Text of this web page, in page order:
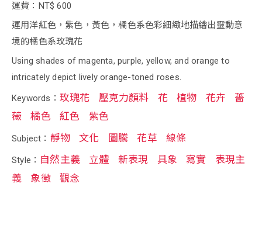
運費：NT$ 600
運用洋紅色，紫色，黃色，橘色系色彩細緻地描繪出靈動意
境的橘色系玫瑰花
Using shades of magenta, purple, yellow, and orange to
intricately depict lively orange-toned roses.
Keywords： 玫瑰花 壓克力顏料 花 植物 花卉
薔
薇
橘色 紅色 紫色
Subject： 靜物 文化 圖騰 花草 線條
Style： 自然主義 立體 新表現 具象 寫實
表現主
義
象徵 觀念